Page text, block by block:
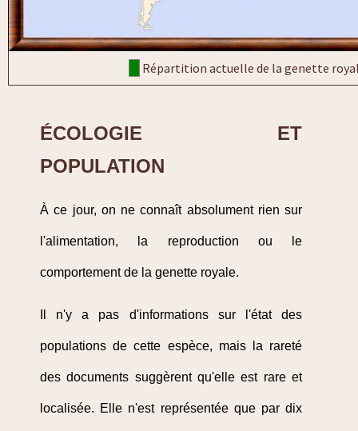
Répartition actuelle de la genette
ÉCOLOGIE ET
POPULATION
À ce jour, on ne connaît absolument rien sur
l'alimentation, la reproduction ou le
comportement de la genette royale.
Il n'y a pas d'informations sur l'état des
populations de cette espèce, mais la rareté
des documents suggèrent qu'elle est rare et
localisée. Elle n'est représentée que par dix